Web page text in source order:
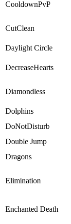
CooldownPvP
CutClean
Daylight Circle
DecreaseHearts
Diamondless
Dolphins
DoNotDisturb
Double Jump
Dragons
Elimination
Enchanted Death